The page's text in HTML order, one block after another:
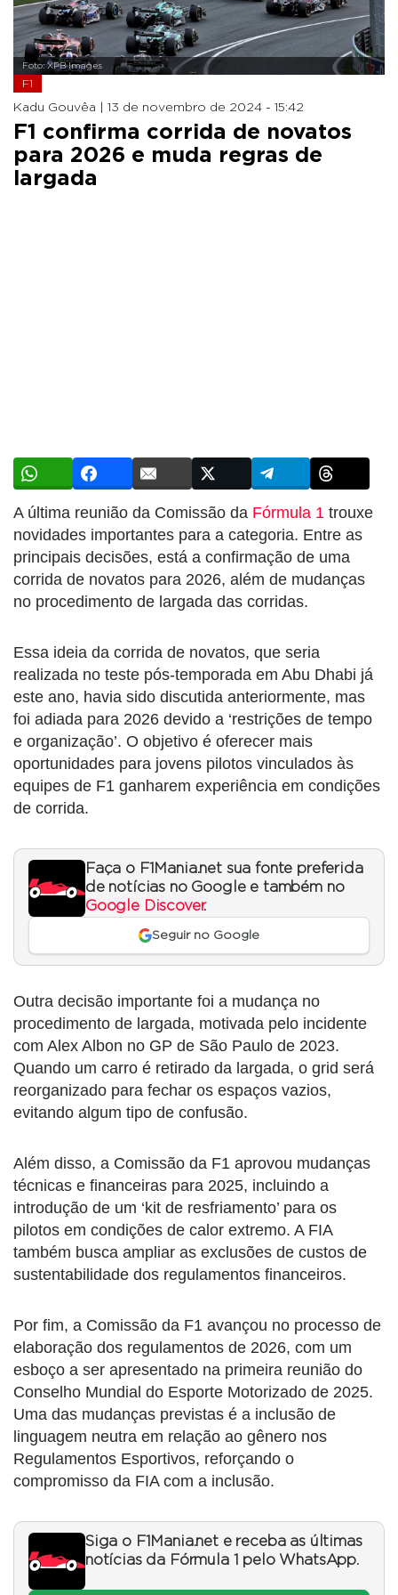
Foto: XPB Images
F1
Kadu Gouvêa | 13 de novembro de 2024 - 15:42
F1 confirma corrida de novatos
para 2026 e muda regras de
largada
A última reunião da Comissão da Fórmula 1 trouxe
novidades importantes para a categoria. Entre as
principais decisões, está a confirmação de uma
corrida de novatos para 2026, além de mudanças
no procedimento de largada das corridas.
Essa ideia da corrida de novatos, que seria
realizada no teste pós-temporada em Abu Dhabi já
este ano, havia sido discutida anteriormente, mas
foi adiada para 2026 devido a ‘restrições de tempo
e organização’. O objetivo é oferecer mais
oportunidades para jovens pilotos vinculados às
equipes de F1 ganharem experiência em condições
de corrida.
Faça o F1Mania.net sua fonte preferida
de notícias no Google e também no
Google Discover.
Seguir no Google
Outra decisão importante foi a mudança no
procedimento de largada, motivada pelo incidente
com Alex Albon no GP de São Paulo de 2023.
Quando um carro é retirado da largada, o grid será
reorganizado para fechar os espaços vazios,
evitando algum tipo de confusão.
Além disso, a Comissão da F1 aprovou mudanças
técnicas e financeiras para 2025, incluindo a
introdução de um ‘kit de resfriamento’ para os
pilotos em condições de calor extremo. A FIA
também busca ampliar as exclusões de custos de
sustentabilidade dos regulamentos financeiros.
Por fim, a Comissão da F1 avançou no processo de
elaboração dos regulamentos de 2026, com um
esboço a ser apresentado na primeira reunião do
Conselho Mundial do Esporte Motorizado de 2025.
Uma das mudanças previstas é a inclusão de
linguagem neutra em relação ao gênero nos
Regulamentos Esportivos, reforçando o
compromisso da FIA com a inclusão.
Siga o F1Mania.net e receba as últimas
notícias da Fórmula 1 pelo WhatsApp.